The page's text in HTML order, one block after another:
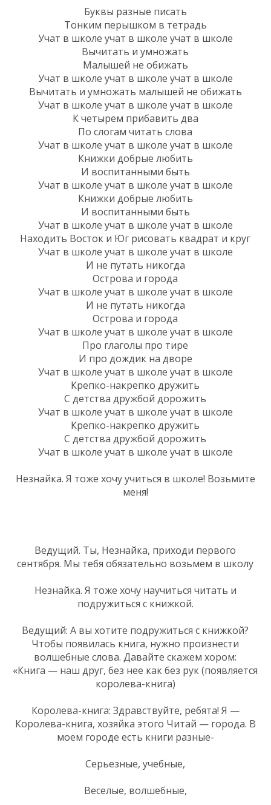
Буквы разные писать
Тонким перышком в тетрадь
Учат в школе учат в школе учат в школе
Вычитать и умножать
Малышей не обижать
Учат в школе учат в школе учат в школе
Вычитать и умножать малышей не обижать
Учат в школе учат в школе учат в школе
К четырем прибавить два
По слогам читать слова
Учат в школе учат в школе учат в школе
Книжки добрые любить
И воспитанными быть
Учат в школе учат в школе учат в школе
Книжки добрые любить
И воспитанными быть
Учат в школе учат в школе учат в школе
Находить Восток и Юг рисовать квадрат и круг
Учат в школе учат в школе учат в школе
И не путать никогда
Острова и города
Учат в школе учат в школе учат в школе
И не путать никогда
Острова и города
Учат в школе учат в школе учат в школе
Про глаголы про тире
И про дождик на дворе
Учат в школе учат в школе учат в школе
Крепко-накрепко дружить
С детства дружбой дорожить
Учат в школе учат в школе учат в школе
Крепко-накрепко дружить
С детства дружбой дорожить
Учат в школе учат в школе учат в школе
Незнайка. Я тоже хочу учиться в школе! Возьмите
меня!
Ведущий. Ты, Незнайка, приходи первого
сентября. Мы тебя обязательно возьмем в школу
Незнайка. Я тоже хочу научиться читать и
подружиться с книжкой.
Ведущий: А вы хотите подружиться с книжкой?
Чтобы появилась книга, нужно произнести
волшебные слова. Давайте скажем хором:
«Книга — наш друг, без нее как без рук (появляется
королева-книга)
Королева-книга: Здравствуйте, ребята! Я —
Королева-книга, хозяйка этого Читай — города. В
моем городе есть книги разные-
Серьезные, учебные,
Веселые, волшебные,